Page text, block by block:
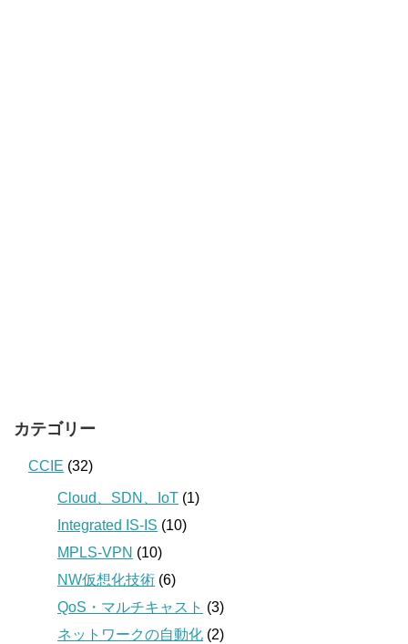
カテゴリー
CCIE (32)
Cloud、SDN、IoT (1)
Integrated IS-IS (10)
MPLS-VPN (10)
NW仮想化技術 (6)
QoS・マルチキャスト (3)
ネットワークの自動化 (2)